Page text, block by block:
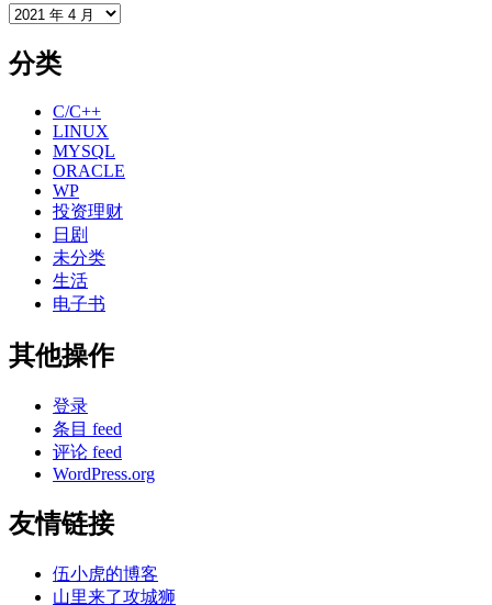
存
分类
C/C++
LINUX
MYSQL
ORACLE
WP
投资理财
日剧
未分类
生活
电子书
其他操作
登录
条目 feed
评论 feed
WordPress.org
友情链接
伍小虎的博客
山里来了攻城狮